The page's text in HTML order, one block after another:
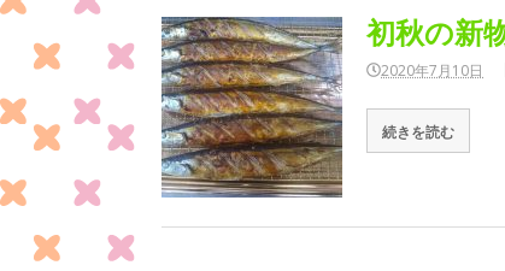
初秋の新
2020年7月10日
続きを読む